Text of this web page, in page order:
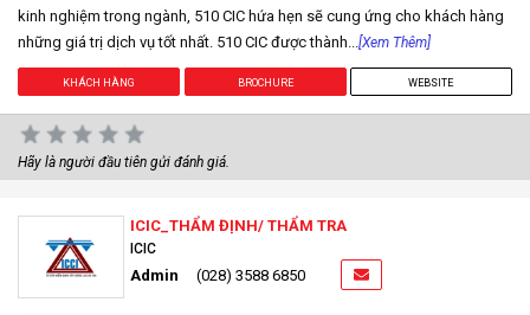
kinh nghiệm trong ngành, 510 CIC hứa hẹn sẽ cung ứng cho khách hàng
những giá trị dịch vụ tốt nhất. 510 CIC được thành... [Xem Thêm]
KHÁCH HÀNG BROCHURE WEBSITE
Hãy là người đầu tiên gửi đánh giá.
ICIC_THẨM ĐỊNH/ THẨM TRA
ICIC
Admin (028) 3588 6850